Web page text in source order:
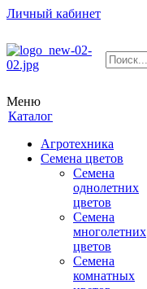
Личный кабинет
Меню
Каталог
Агротехника
Семена цветов
Семена
однолетних
цветов
Семена
многолетних
цветов
Семена
комнатных